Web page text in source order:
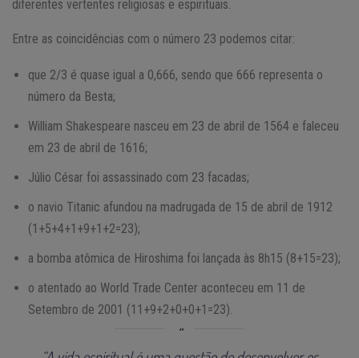
diferentes vertentes religiosas e espirituais.
Entre as coincidências com o número 23 podemos citar:
que 2/3 é quase igual a 0,666, sendo que 666 representa o
número da Besta;
William Shakespeare nasceu em 23 de abril de 1564 e faleceu
em 23 de abril de 1616;
Júlio César foi assassinado com 23 facadas;
o navio Titanic afundou na madrugada de 15 de abril de 1912
(1+5+4+1+9+1+2=23);
a bomba atômica de Hiroshima foi lançada às 8h15 (8+15=23);
o atentado ao World Trade Center aconteceu em 11 de
Setembro de 2001 (11+9+2+0+0+1=23).